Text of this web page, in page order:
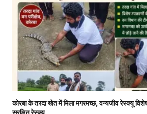
कोरबा के तरदा खेत में मिला मगरमच्छ, वन्यजीव रेस्क्यू